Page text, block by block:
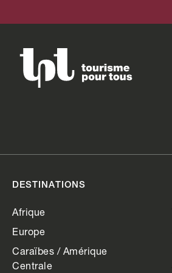
DESTINATIONS
Afrique
Europe
Caraïbes / Amérique
Centrale